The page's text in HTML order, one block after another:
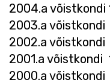
2004.a võistkondi
2003.a võistkondi
2002.a võistkondi
2001.a võistkondi
2000.a võistkondi